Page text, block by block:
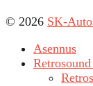
© 2026 SK-
Asennus